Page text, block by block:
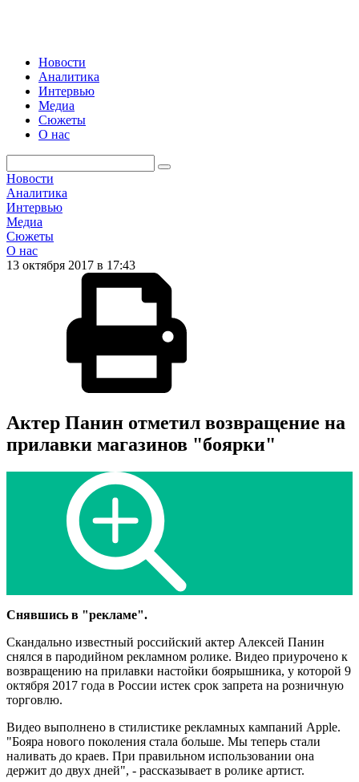
Новости
Аналитика
Интервью
Медиа
Сюжеты
О нас
Новости
Аналитика
Интервью
Медиа
Сюжеты
О нас
13 октября 2017 в 17:43
Актер Панин отметил возвращение на
прилавки магазинов "боярки"
Снявшись в "рекламе".
Скандально известный российский актер Алексей Панин
снялся в пародийном рекламном ролике. Видео приурочено к
возвращению на прилавки настойки боярышника, у которой 9
октября 2017 года в России истек срок запрета на розничную
торговлю.
Видео выполнено в стилистике рекламных кампаний Apple.
"Бояра нового поколения стала больше. Мы теперь стали
наливать до краев. При правильном использовании она
держит до двух дней", - рассказывает в ролике артист.